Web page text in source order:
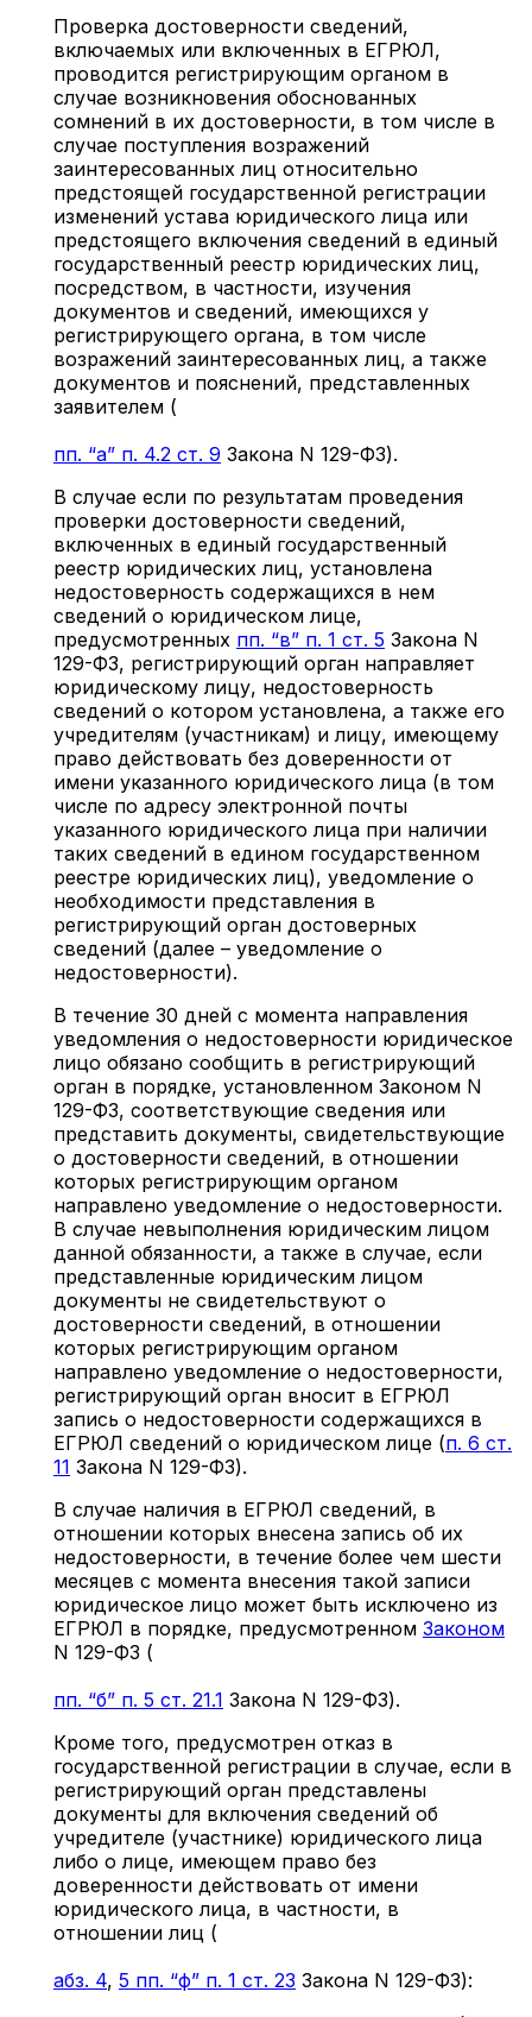
Проверка достоверности сведений,
включаемых или включенных в ЕГРЮЛ,
проводится регистрирующим органом в
случае возникновения обоснованных
сомнений в их достоверности, в том числе в
случае поступления возражений
заинтересованных лиц относительно
предстоящей государственной регистрации
изменений устава юридического лица или
предстоящего включения сведений в единый
государственный реестр юридических лиц,
посредством, в частности, изучения
документов и сведений, имеющихся у
регистрирующего органа, в том числе
возражений заинтересованных лиц, а также
документов и пояснений, представленных
заявителем (
пп. “а” п. 4.2 ст. 9 Закона N 129-ФЗ).
В случае если по результатам проведения
проверки достоверности сведений,
включенных в единый государственный
реестр юридических лиц, установлена
недостоверность содержащихся в нем
сведений о юридическом лице,
предусмотренных пп. “в” п. 1 ст. 5 Закона N
129-ФЗ, регистрирующий орган направляет
юридическому лицу, недостоверность
сведений о котором установлена, а также его
учредителям (участникам) и лицу, имеющему
право действовать без доверенности от
имени указанного юридического лица (в том
числе по адресу электронной почты
указанного юридического лица при наличии
таких сведений в едином государственном
реестре юридических лиц), уведомление о
необходимости представления в
регистрирующий орган достоверных
сведений (далее – уведомление о
недостоверности).
В течение 30 дней с момента направления
уведомления о недостоверности юридическое
лицо обязано сообщить в регистрирующий
орган в порядке, установленном Законом N
129-ФЗ, соответствующие сведения или
представить документы, свидетельствующие
о достоверности сведений, в отношении
которых регистрирующим органом
направлено уведомление о недостоверности.
В случае невыполнения юридическим лицом
данной обязанности, а также в случае, если
представленные юридическим лицом
документы не свидетельствуют о
достоверности сведений, в отношении
которых регистрирующим органом
направлено уведомление о недостоверности,
регистрирующий орган вносит в ЕГРЮЛ
запись о недостоверности содержащихся в
ЕГРЮЛ сведений о юридическом лице (п. 6 ст.
11 Закона N 129-ФЗ).
В случае наличия в ЕГРЮЛ сведений, в
отношении которых внесена запись об их
недостоверности, в течение более чем шести
месяцев с момента внесения такой записи
юридическое лицо может быть исключено из
ЕГРЮЛ в порядке, предусмотренном Законом
N 129-ФЗ (
пп. “б” п. 5 ст. 21.1 Закона N 129-ФЗ).
Кроме того, предусмотрен отказ в
государственной регистрации в случае, если в
регистрирующий орган представлены
документы для включения сведений об
учредителе (участнике) юридического лица
либо о лице, имеющем право без
доверенности действовать от имени
юридического лица, в частности, в
отношении лиц (
абз. 4, 5 пп. “ф” п. 1 ст. 23 Закона N 129-ФЗ):